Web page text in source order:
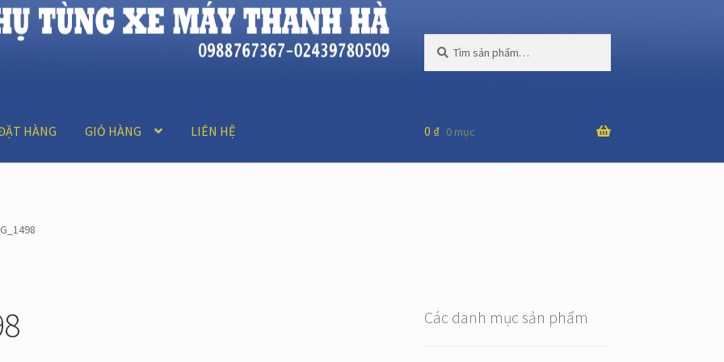
kiếm:
kiếm
HÀNG GIỎ HÀNG LIÊN HỆ 0 ₫ 0 mục
Các danh mục sản phẩm